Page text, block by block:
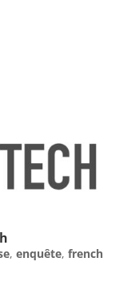
, enquête, french